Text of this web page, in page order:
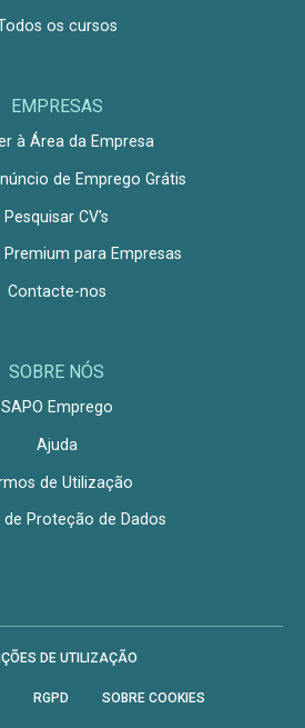
os cursos
EMPRESAS
à Área da Empresa
de Emprego Grátis
Pesquisar CV's
para Empresas
Contacte-nos
SOBRE NÓS
SAPO Emprego
Ajuda
de Utilização
de Proteção de Dados
DE UTILIZAÇÃO
RGPD SOBRE COOKIES